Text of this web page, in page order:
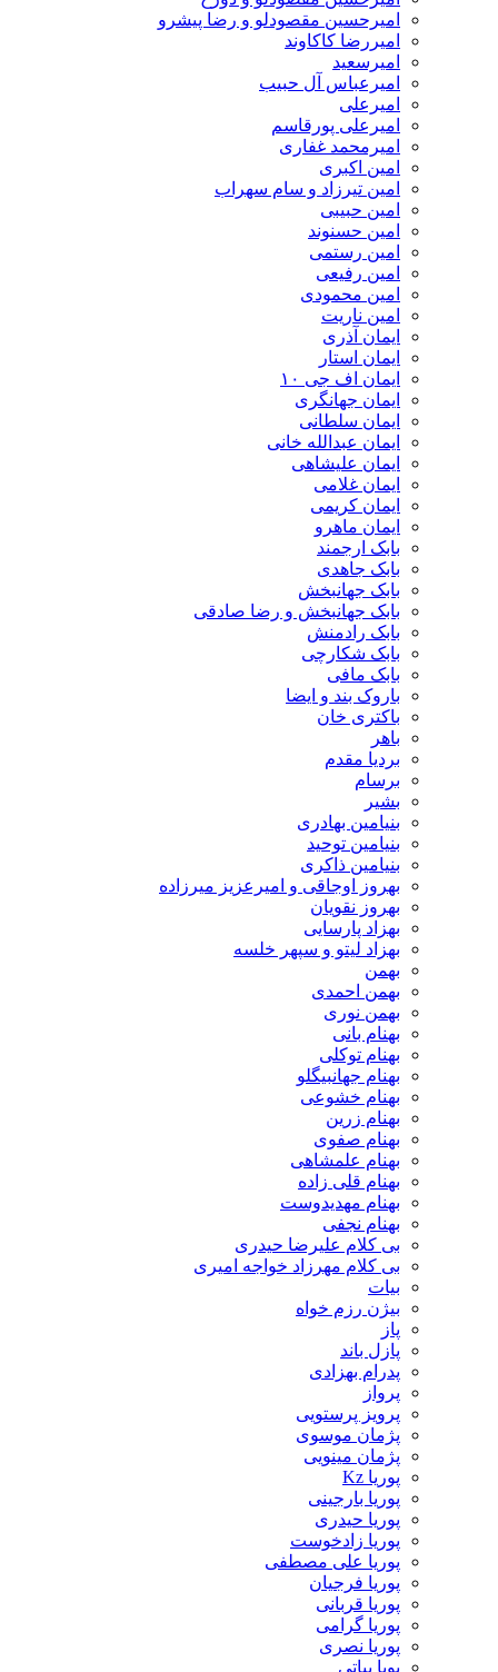
امیرحسین مقصودلو و رضا پیشرو
امیررضا کاکاوند
امیرسعید
امیرعباس آل حبیب
امیرعلی
امیرعلی پورقاسم
امیرمحمد غفاری
امین اکبری
امین تیرزاد و سام سهراب
امین حبیبی
امین حسنوند
امین رستمی
امین رفیعی
امین محمودی
امین ناریت
ایمان آذری
ایمان استار
ایمان اف جی ۱۰
ایمان جهانگری
ایمان سلطانی
ایمان عبدالله خانی
ایمان علیشاهی
ایمان غلامی
ایمان کریمی
ایمان ماهرو
بابک ارجمند
بابک جاهدی
بابک جهانبخش
بابک جهانبخش و رضا صادقی
بابک رادمنش
بابک شکارچی
بابک مافی
باروک بند و ایضا
باکتری خان
باهر
بردیا مقدم
برسام
بشیر
بنیامین بهادری
بنیامین توحید
بنیامین ذاکری
بهروز اوجاقی و امیرعزیز میرزاده
بهروز نقویان
بهزاد پارسایی
بهزاد لیتو و سپهر خلسه
بهمن
بهمن احمدی
بهمن نوری
بهنام بانی
بهنام توکلی
بهنام جهانبیگلو
بهنام خشوعی
بهنام زرین
بهنام صفوی
بهنام علمشاهی
بهنام قلی زاده
بهنام مهدیدوست
بهنام نجفی
بی کلام علیرضا حیدری
بی کلام مهرزاد خواجه امیری
بیات
بیژن رزم خواه
پاز
پازل باند
پدرام بهزادی
پرواز
پرویز پرستویی
پژمان موسوی
پژمان مینویی
پوریا Kz
پوریا بارجینی
پوریا حیدری
پوریا زادخوست
پوریا علی مصطفی
پوریا فرجیان
پوریا قربانی
پوریا گرامی
پوریا نصری
پویا بیاتی